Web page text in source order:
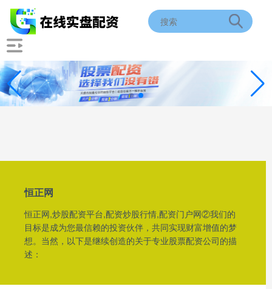
恒正网
恒正网,炒股配资平台,配资炒股行情,配资门户网②我们的
目标是成为您最信赖的投资伙伴，共同实现财富增值的梦
想。当然，以下是继续创造的关于专业股票配资公司的描
述：